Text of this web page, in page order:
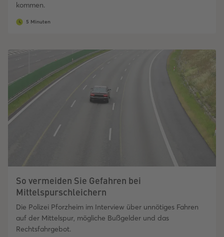
kommen.
5 Minuten
So vermeiden Sie Gefahren bei
Mittelspurschleichern
Die Polizei Pforzheim im Interview über unnötiges Fahren
auf der Mittelspur, mögliche Bußgelder und das
Rechtsfahrgebot.